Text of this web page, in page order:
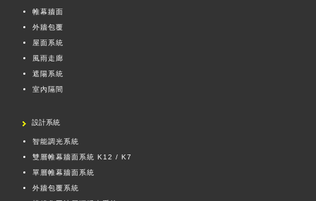
帷幕牆面
外牆包覆
屋面系統
風雨走廊
遮陽系統
室內隔間
設計系統
智能調光系統
雙層帷幕牆面系統 K12 / K7
單層帷幕牆面系統
外牆包覆系統